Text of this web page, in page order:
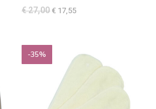
€27,00 € 17,55
-35%